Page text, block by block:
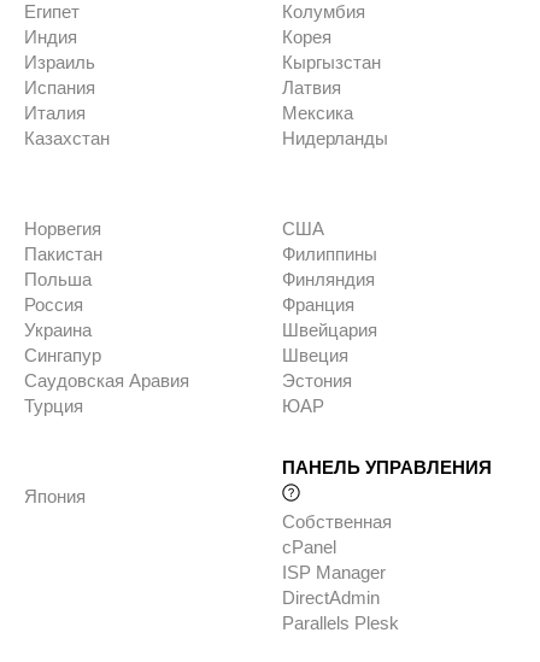
Египет
Индия
Израиль
Испания
Италия
Казахстан
Колумбия
Корея
Кыргызстан
Латвия
Мексика
Нидерланды
Норвегия
Пакистан
Польша
Россия
Украина
Сингапур
Саудовская Аравия
Турция
США
Филиппины
Финляндия
Франция
Швейцария
Швеция
Эстония
ЮАР
Япония
ПАНЕЛЬ УПРАВЛЕНИЯ
Собственная
cPanel
ISP Manager
DirectAdmin
Parallels Plesk